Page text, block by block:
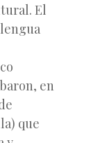
El
en
que